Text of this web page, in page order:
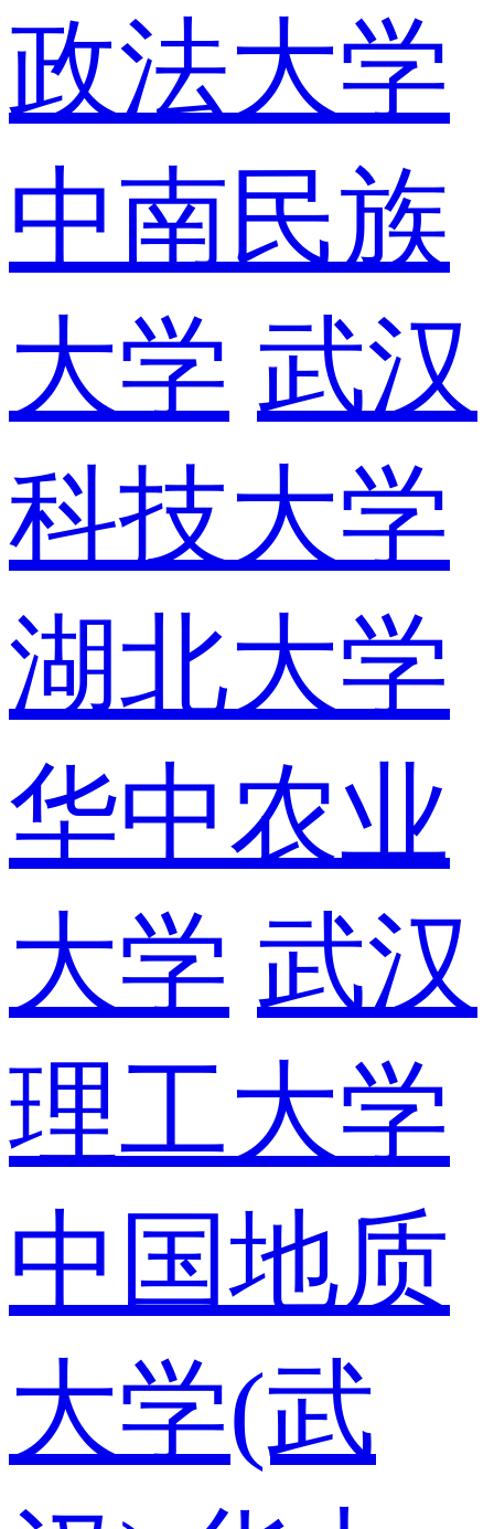
政法大学
中南民族
大学 武汉
科技大学
湖北大学
华中农业
大学 武汉
理工大学
中国地质
大学(武